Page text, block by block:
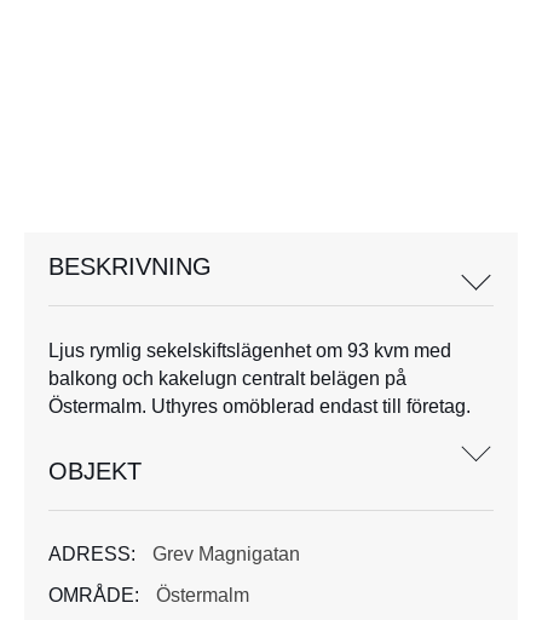
BESKRIVNING
Ljus rymlig sekelskiftslägenhet om 93 kvm med
balkong och kakelugn centralt belägen på
Östermalm. Uthyres omöblerad endast till företag.
OBJEKT
ADRESS:
Grev Magnigatan
OMRÅDE:
Östermalm